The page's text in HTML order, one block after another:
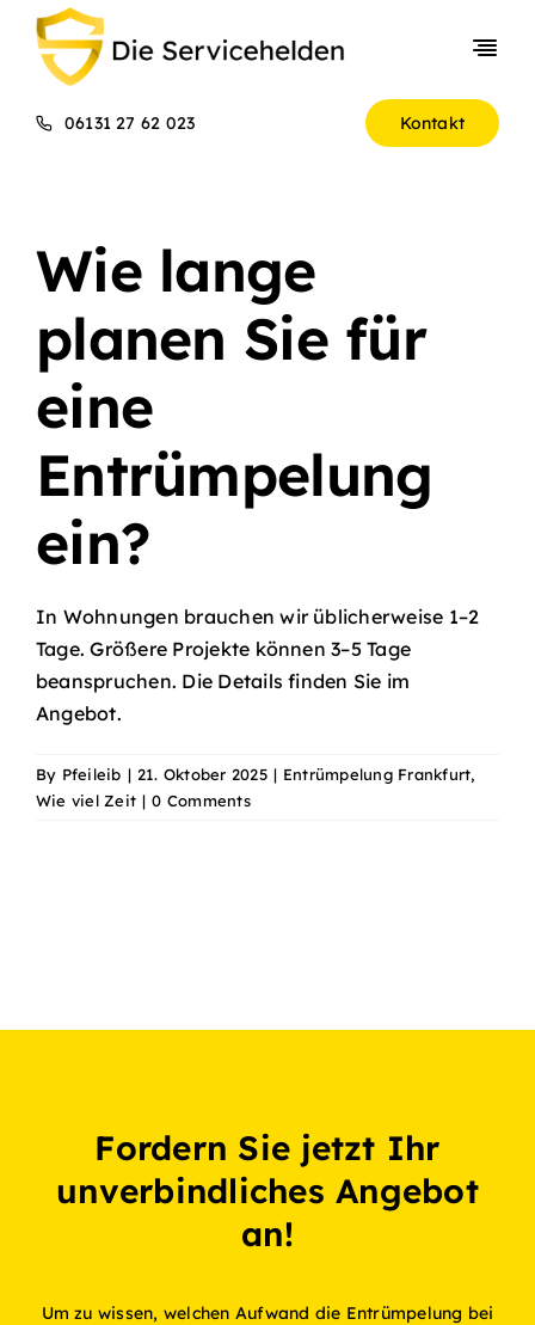
Skip
content
Entrümpelungen
Preise
06131 27 62 023 Kontakt
Wie lange
planen Sie für
eine
Entrümpelung
ein?
In Wohnungen brauchen wir üblicherweise 1–2
Tage. Größere Projekte können 3–5 Tage
beanspruchen. Die Details finden Sie im
Angebot.
By Pfeileib | 21. Oktober 2025 | Entrümpelung Frankfurt,
Wie viel Zeit | 0 Comments
Fordern Sie jetzt Ihr
unverbindliches Angebot
an!
Um zu wissen, welchen Aufwand die Entrümpelung bei